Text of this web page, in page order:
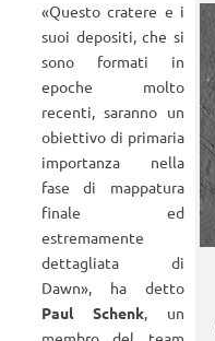
«Questo cratere e i
suoi depositi, che si
sono formati in
epoche molto
recenti, saranno un
obiettivo di primaria
importanza nella
fase di mappatura
finale ed
estremamente
dettagliata di
Dawn», ha detto
Paul Schenk, un